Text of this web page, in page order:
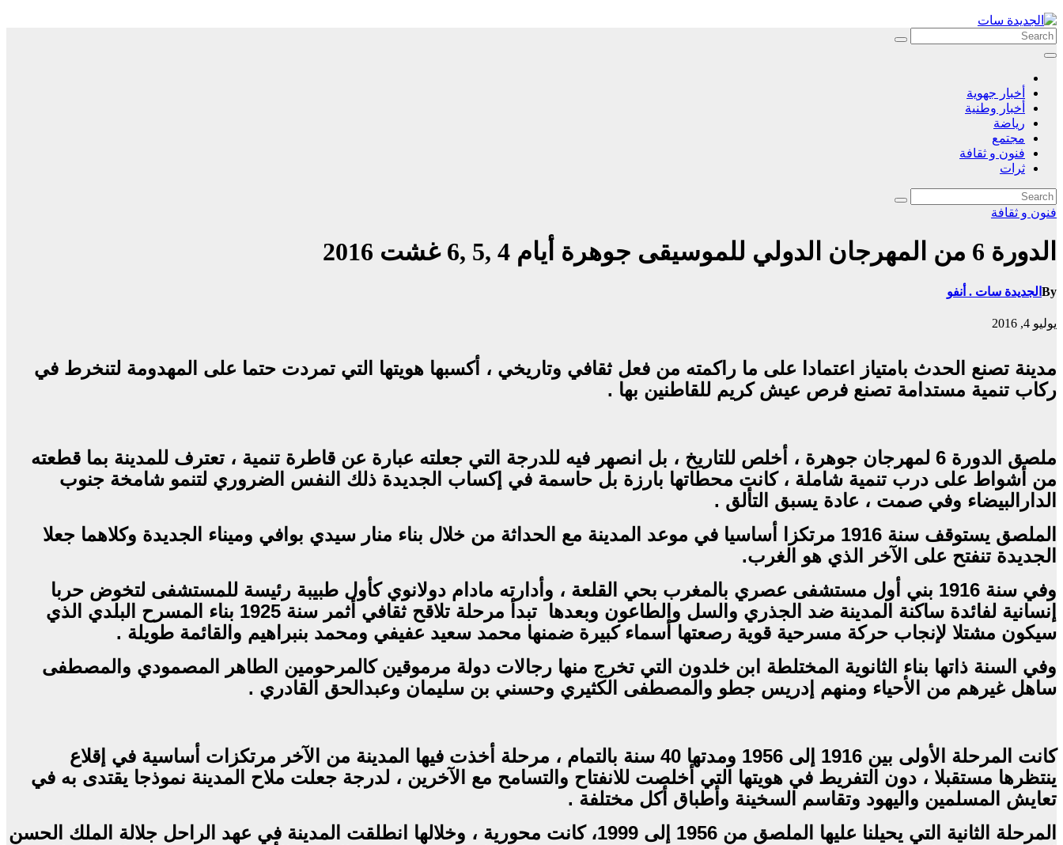
Skip
to
content
أخبار جهوية
أخبار وطنية
رياضة
مجتمع
فنون و ثقافة
ثرات
فنون و ثقافة
الدورة 6 من المهرجان الدولي للموسيقى جوهرة أيام 4 ,5 ,6 غشت 2016
By الجديدة سات . أنفو
يوليو 4, 2016
مدينة تصنع الحدث بامتياز اعتمادا على ما راكمته من فعل ثقافي وتاريخي ، أكسبها هويتها التي تمردت حتما على المهدومة لتنخرط في
ركاب تنمية مستدامة تصنع فرص عيش كريم للقاطنين بها .
ملصق الدورة 6 لمهرجان جوهرة ، أخلص للتاريخ ، بل انصهر فيه للدرجة التي جعلته عبارة عن قاطرة تنمية ، تعترف للمدينة بما قطعته
من أشواط على درب تنمية شاملة ، كانت محطاتها بارزة بل حاسمة في إكساب الجديدة ذلك النفس الضروري لتنمو شامخة جنوب
الدارالبيضاء وفي صمت ، عادة يسبق التألق .
الملصق يستوقف سنة 1916 مرتكزا أساسيا في موعد المدينة مع الحداثة من خلال بناء منار سيدي بوافي وميناء الجديدة وكلاهما جعلا
الجديدة تنفتح على الآخر الذي هو الغرب.
وفي سنة 1916 بني أول مستشفى عصري بالمغرب بحي القلعة ، وأدارته مادام دولانوي كأول طبيبة رئيسة للمستشفى لتخوض حربا
إنسانية لفائدة ساكنة المدينة ضد الجذري والسل والطاعون وبعدها
تبدأ مرحلة تلاقح ثقافي أثمر سنة 1925 بناء المسرح البلدي الذي
سيكون مشتلا لإنجاب حركة مسرحية قوية رصعتها أسماء كبيرة ضمنها محمد سعيد عفيفي ومحمد بنبراهيم والقائمة طويلة .
وفي السنة ذاتها بناء الثانوية المختلطة ابن خلدون التي تخرج منها رجالات دولة مرموقين كالمرحومين الطاهر المصمودي والمصطفى
ساهل غيرهم من الأحياء ومنهم إدريس جطو والمصطفى الكثيري وحسني بن سليمان وعبدالحق القادري .
كانت المرحلة الأولى بين 1916 إلى 1956 ومدتها 40 سنة بالتمام ، مرحلة أخذت فيها المدينة من الآخر مرتكزات أساسية في إقلاع
ينتظرها مستقبلا ، دون التفريط في هويتها التي أخلصت للانفتاح والتسامح مع الآخرين ، لدرجة جعلت ملاح المدينة نموذجا يقتدى به في
تعايش المسلمين واليهود وتقاسم السخينة وأطباق أكل مختلفة .
المرحلة الثانية التي يحيلنا عليها الملصق من 1956 إلى 1999، كانت محورية ، وخلالها انطلقت المدينة في عهد الراحل جلالة الملك الحسن